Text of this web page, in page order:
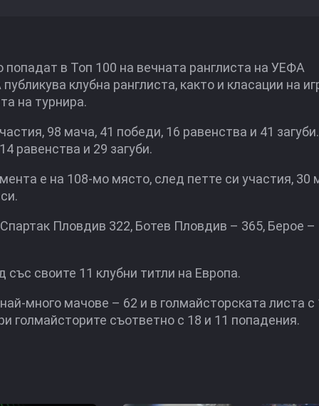
в Топ 100 на вечната ранглиста на УЕФА
клубна ранглиста, както и класации на
на турнира.
98 мача, 41 победи, 16 равенства и 41
равенства и 29 загуби.
е на 108-мо място, след петте си участия, 30
Пловдив 322, Ботев Пловдив – 365, Берое –
своите 11 клубни титли на Европа.
много мачове – 62 и в голмайсторската листа с
голмайсторите съответно с 18 и 11 попадения.